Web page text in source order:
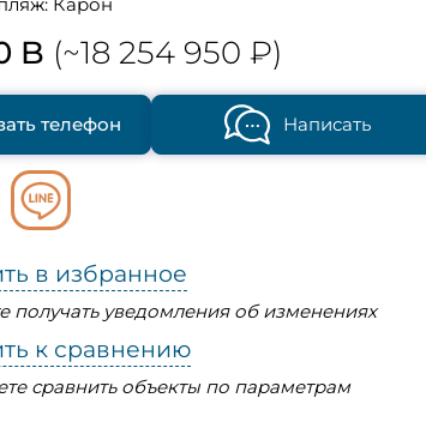
B (~18 254 950 ₽)
телефон Написать
в избранное
получать уведомления об изменениях
к сравнению
сравнить объекты по параметрам